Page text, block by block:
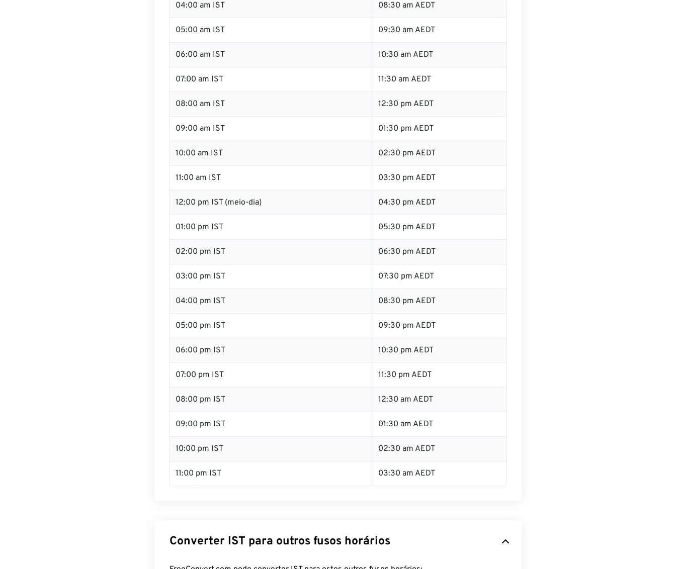
04:00 am IST 08:30 am AEDT
05:00 am IST 09:30 am AEDT
06:00 am IST 10:30 am AEDT
07:00 am IST 11:30 am AEDT
08:00 am IST 12:30 pm AEDT
09:00 am IST 01:30 pm AEDT
10:00 am IST 02:30 pm AEDT
11:00 am IST 03:30 pm AEDT
12:00 pm IST (meio-dia) 04:30 pm AEDT
01:00 pm IST 05:30 pm AEDT
02:00 pm IST 06:30 pm AEDT
03:00 pm IST 07:30 pm AEDT
04:00 pm IST 08:30 pm AEDT
05:00 pm IST 09:30 pm AEDT
06:00 pm IST 10:30 pm AEDT
07:00 pm IST 11:30 pm AEDT
08:00 pm IST 12:30 am AEDT
09:00 pm IST 01:30 am AEDT
10:00 pm IST 02:30 am AEDT
11:00 pm IST 03:30 am AEDT
Converter IST para outros fusos horários